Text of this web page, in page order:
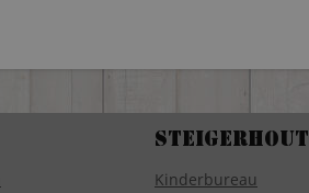
Steigerhout
Kinderbureau